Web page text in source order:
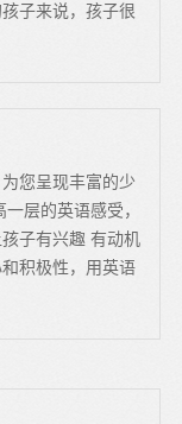
子来说，孩子很
您呈现丰富的少
层的英语感受，
子有兴趣 有动机
积极性，用英语